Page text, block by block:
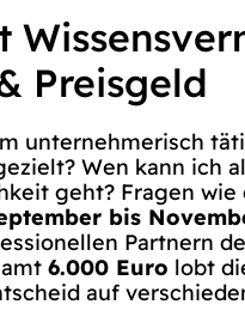
Preisgeld
unternehmerisch
Wen kann ich
geht? Fragen
bis
Partnern
6.000 Euro lobt
auf